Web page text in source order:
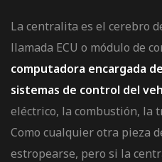
La centralita es el cerebro
llamada ECU o módulo de
computadora encargada
sistemas de control del
eléctrico, la combustión, la
Como cualquier otra pieza
estropearse, pero si la